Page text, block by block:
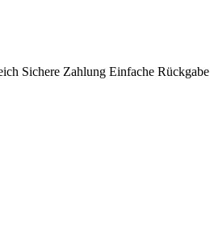
Sichere Zahlung Einfache Rückgabe